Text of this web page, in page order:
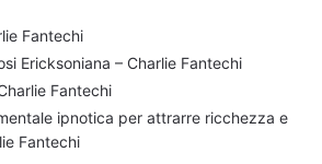
Fantechi
Ericksoniana – Charlie Fantechi
Fantechi
ipnotica per attrarre ricchezza e
Fantechi